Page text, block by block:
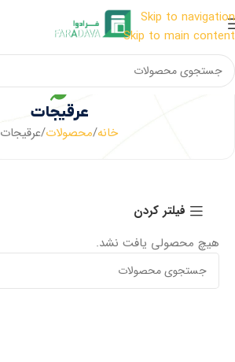
Skip to navigation
Skip to main content
عرقیجات
خانه محصولات عرقیجات
فیلتر کردن
هیچ محصولی یافت نشد.